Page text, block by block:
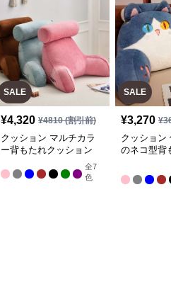
SALE
¥4,320 ¥4810(割引前)
クッション マルチカラ
ー背もたれクッション
全7
色
SALE
¥3,270 ¥
クッション
のネコ型背